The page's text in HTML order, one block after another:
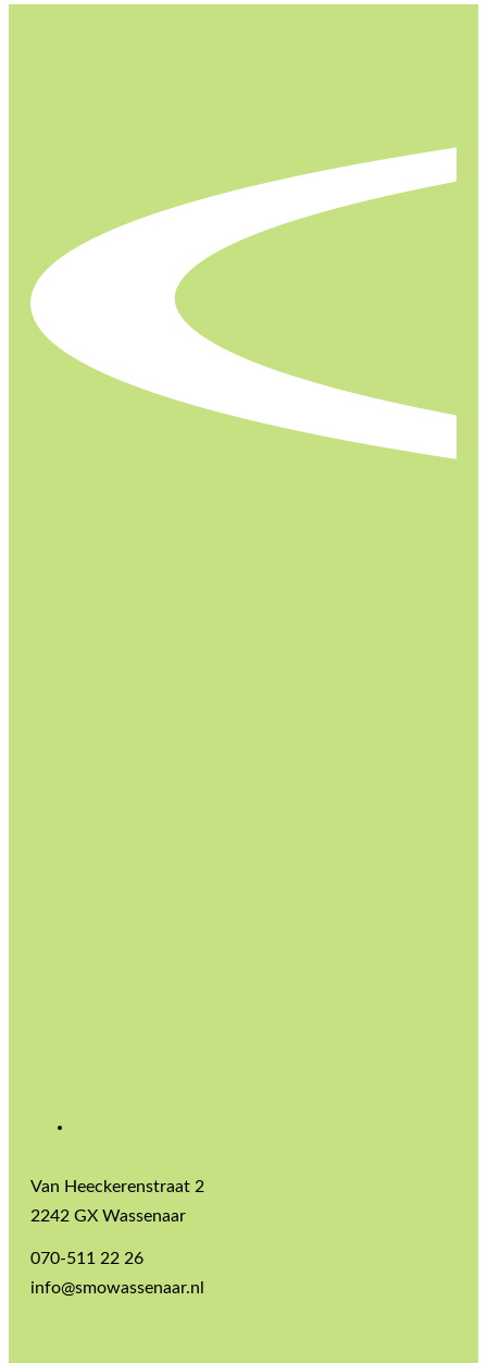
Van Heeckerenstraat 2
2242 GX Wassenaar
070-511 22 26
info@smowassenaar.nl